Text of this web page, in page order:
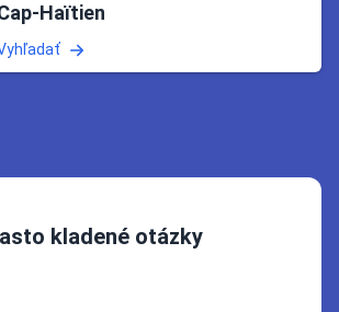
Haïtien
kladené otázky